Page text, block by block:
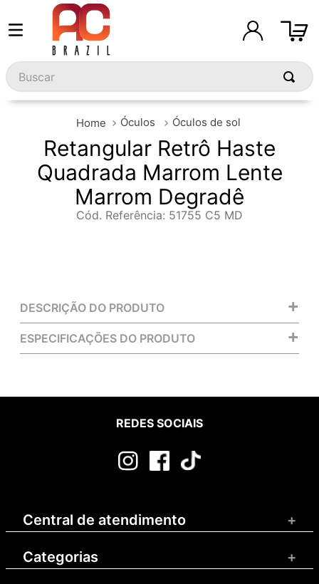
Buscar
Óculos Óculos de sol
Retangular Retrô Haste
Quadrada Marrom Lente
Marrom Degradê
Cód. Referência: 51755 C5 MD
DESCRIÇÃO DO PRODUTO +
ESPECIFICAÇÕES DO PRODUTO +
REDES SOCIAIS
Central de atendimento +
Categorias +